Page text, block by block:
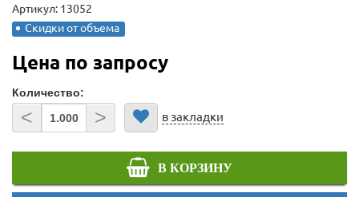
Артикул: 13052
Скидки от объема
Цена по запросу
Количество:
< > в закладки
В КОРЗИНУ